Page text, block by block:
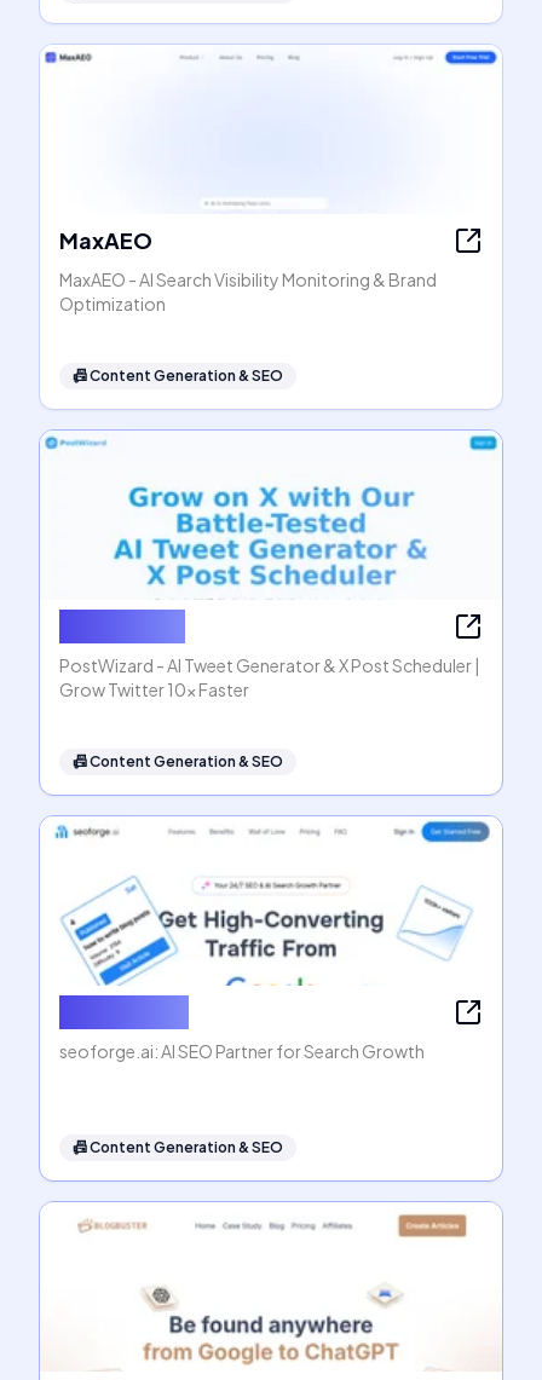
MaxAEO
MaxAEO - AI Search Visibility Monitoring & Brand
Optimization
📠Content Generation & SEO
PostWizard - AI Tweet Generator & X Post Scheduler |
Grow Twitter 10x Faster
📠Content Generation & SEO
seoforge.ai: AI SEO Partner for Search Growth
📠Content Generation & SEO